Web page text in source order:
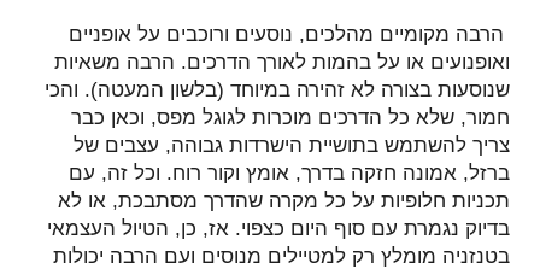
הרבה מקומיים מהלכים, נוסעים ורוכבים על אופניים
ואופנועים או על בהמות לאורך הדרכים. הרבה משאיות
שנוסעות בצורה לא זהירה במיוחד (בלשון המעטה). והכי
חמור, שלא כל הדרכים מוכרות לגוגל מפס, וכאן כבר
צריך להשתמש בתושיית הישרדות גבוהה, עצבים של
ברזל, אמונה חזקה בדרך, אומץ וקור רוח. וכל זה, עם
תכניות חלופיות על כל מקרה שהדרך מסתבכת, או לא
בדיוק נגמרת עם סוף היום כצפוי. אז, כן, הטיול העצמאי
בטנזניה מומלץ רק למטיילים מנוסים ועם הרבה יכולות